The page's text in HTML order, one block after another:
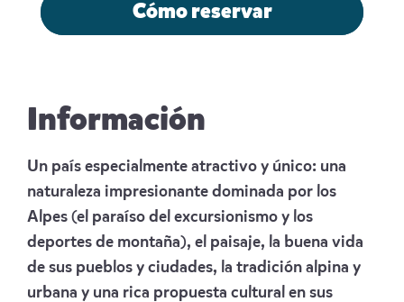
Cómo reservar
Información
Un país especialmente atractivo y único: una
naturaleza impresionante dominada por los
Alpes (el paraíso del excursionismo y los
deportes de montaña), el paisaje, la buena vida
de sus pueblos y ciudades, la tradición alpina y
urbana y una rica propuesta cultural en sus